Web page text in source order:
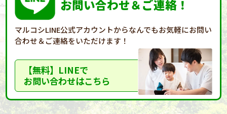
お問い合わせ＆ご連絡！
マルコシLINE公式アカウントからなんでもお気軽にお問い
合わせ＆ご連絡をいただけます！
【無料】LINEで
お問い合わせはこちら